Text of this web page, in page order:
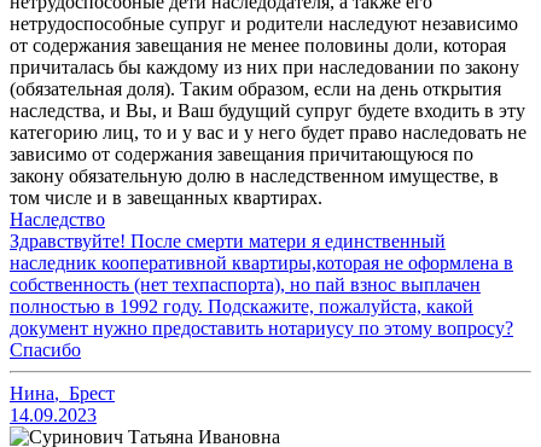
нетрудоспособные супруг и родители наследуют независимо
от содержания завещания не менее половины доли, которая
причиталась бы каждому из них при наследовании по закону
(обязательная доля). Таким образом, если на день открытия
наследства, и Вы, и Ваш будущий супруг будете входить в эту
категорию лиц, то и у вас и у него будет право наследовать не
зависимо от содержания завещания причитающуюся по
закону обязательную долю в наследственном имуществе, в
том числе и в завещанных квартирах.
Наследство
Здравствуйте! После смерти матери я единственный
наследник кооперативной квартиры,которая не оформлена в
собственность (нет техпаспорта), но пай взнос выплачен
полностью в 1992 году. Подскажите, пожалуйста, какой
документ нужно предоставить нотариусу по этому вопросу?
Спасибо
Нина, Брест
14.09.2023